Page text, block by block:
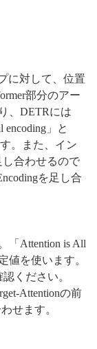
に対して、位置
部分のアー
、DETRには
encoding」と
す。また、イン
し合わせるので
を足し合
「Attention is All
値を使います。
ください。
Attentionの前
せます。